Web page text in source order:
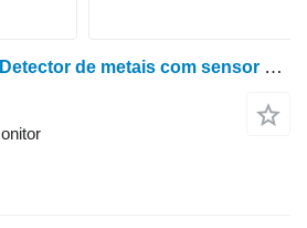
Monitor John Deere Detector de metais com sensor 8100 8200 8300 8400 8500 8600 para trator de rodas John Deere 8100 8200